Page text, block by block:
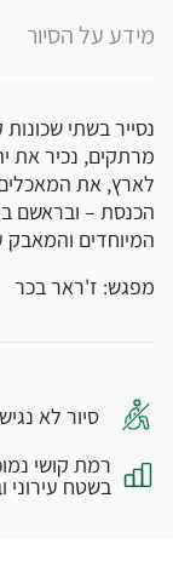
מידע על הסיור
נסייר בשתי
מרתקים, נכיר את
לארץ, את
הכנסת – ובראשם
המיוחדים והמאבק
מפגש: ז'ראר בכר
סיור לא נגיש
רמת קושי
בשטח עירוני